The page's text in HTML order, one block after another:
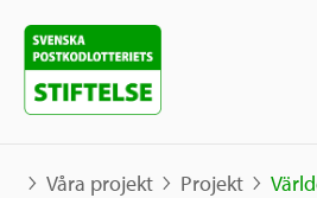
Våra projekt Projekt